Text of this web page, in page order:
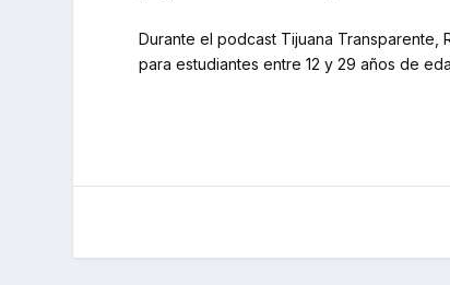
Durante el podcast Tijuana Transparente,
para estudiantes entre 12 y 29 años de